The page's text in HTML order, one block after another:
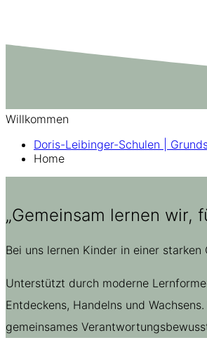
Willkommen
Doris-Leibinger-Schulen |
Home
„Gemeinsam lernen wir,
Bei uns lernen Kinder in einer
Unterstützt durch moderne
Entdeckens, Handelns und
gemeinsames